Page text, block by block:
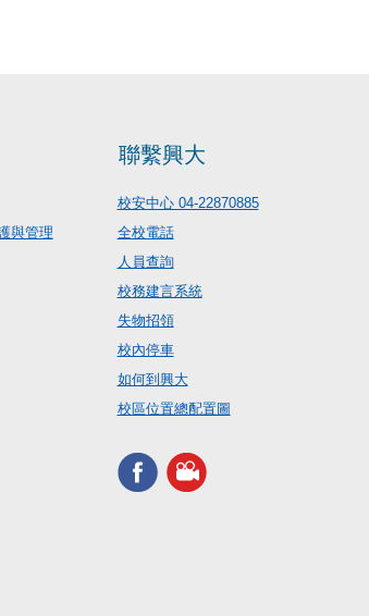
與管理
聯繫興大
校安中心 04-22870885
全校電話
人員查詢
校務建言系統
失物招領
校內停車
如何到興大
校區位置總配置圖